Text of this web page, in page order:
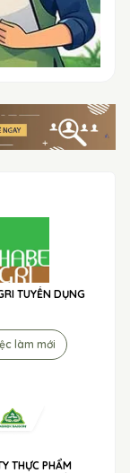
TUYỂN DỤNG
làm mới
THỰC PHẨM